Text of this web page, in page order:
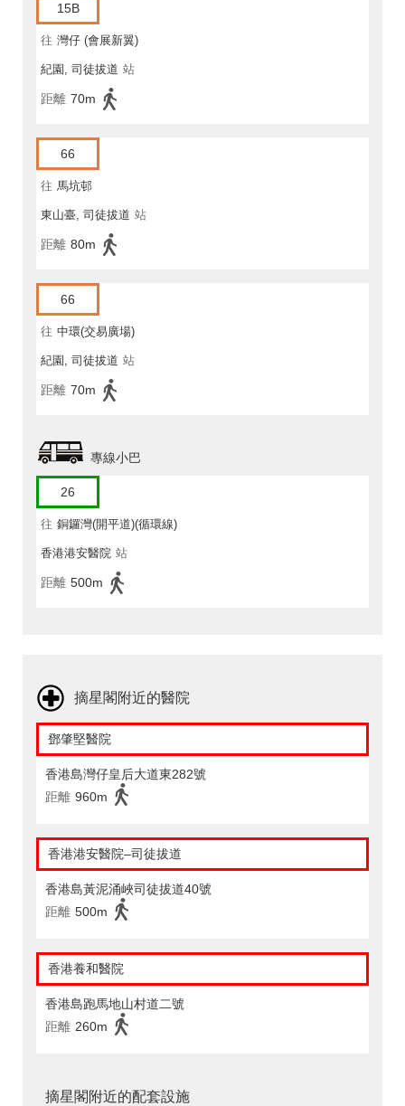
15B
往 灣仔 (會展新翼)
紀園, 司徒拔道 站
距離 70m
66
往 馬坑邨
東山臺, 司徒拔道 站
距離 80m
66
往 中環(交易廣場)
紀園, 司徒拔道 站
距離 70m
專線小巴
26
往 銅鑼灣(開平道)(循環線)
香港港安醫院 站
距離 500m
摘星閣附近的醫院
鄧肇堅醫院
香港島灣仔皇后大道東282號
距離 960m
香港港安醫院–司徒拔道
香港島黃泥涌峽司徒拔道40號
距離 500m
香港養和醫院
香港島跑馬地山村道二號
距離 260m
摘星閣附近的配套設施